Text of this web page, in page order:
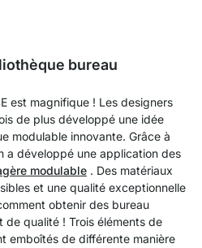
bureau
est magnifique ! Les designers
de plus développé une idée
modulable innovante. Grâce à
a développé une application des
modulable . Des matériaux
et une qualité exceptionnelle
obtenir des bureau
qualité ! Trois éléments de
emboîtés de différente manière